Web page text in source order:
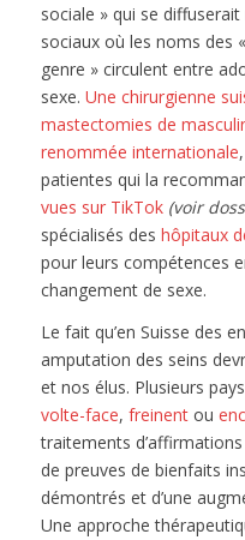
sociale » qui se
sociaux où les noms des
genre » circulent entre
sexe. Une chirurgienne
mastectomies de
renommée internationale,
patientes qui la
vues sur TikTok (voir
spécialisés des hôpitaux
pour leurs compétences
changement de sexe.
Le fait qu’en Suisse des
amputation des seins
et nos élus. Plusieurs
volte-face, freinentou
traitements
de preuves de bienfaits
démontrés et d’une
Une approche